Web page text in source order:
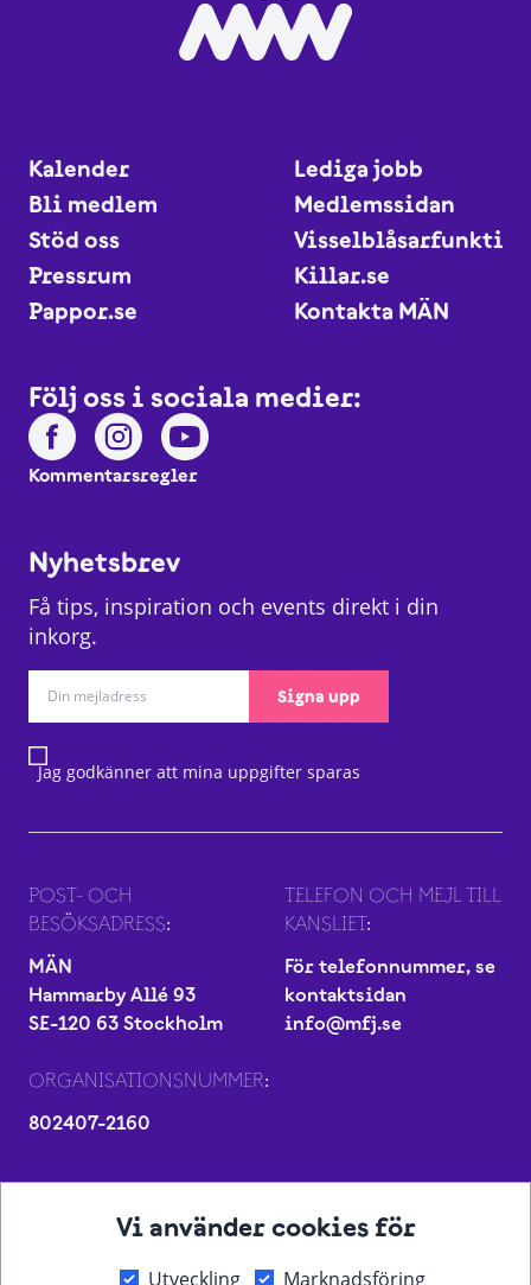
Vi använder cookies för
Utveckling Marknadsföring
Kalender
Lediga jobb
Bli medlem
Medlemssidan
Stöd oss
Visselblåsarfunktion
Pressrum
Killar.se
Pappor.se
Kontakta MÄN
Följ oss i sociala medier:
Kommentarsregler
Nyhetsbrev
Få tips, inspiration och events direkt i din
inkorg.
Signa upp
Jag godkänner att mina uppgifter sparas
POST- OCH
BESÖKSADRESS:
MÄN
Hammarby Allé 93
SE-120 63 Stockholm
TELEFON OCH MEJL TILL
KANSLIET:
För telefonnummer, se
kontaktsidan
info@mfj.se
ORGANISATIONSNUMMER:
802407-2160